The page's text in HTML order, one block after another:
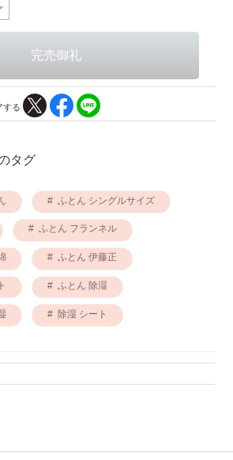
する
タグ
ふとん シングルサイズ
ふとん フランネル
ふとん 伊藤正
ふとん 除湿
除湿 シート